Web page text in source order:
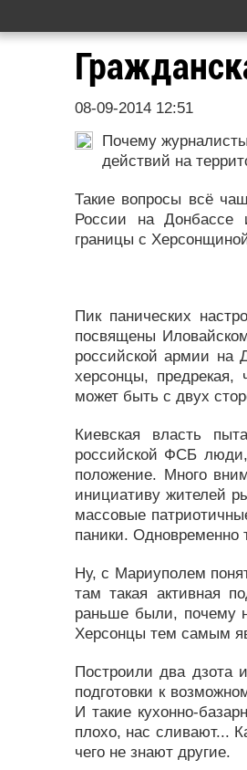
08-09-2014 12:51
Почему
действий на
Такие вопросы всё
России на Донбассе
границы с
Пик панических
посвящены
российской армии на
херсонцы,
может быть с двух
Киевская власть
российской ФСБ
положение. Много
инициативу жителей
массовые
паники. Одновременно
Ну, с Мариуполем
там такая активная
раньше были, почему
Херсонцы тем самым
Построили два дзота
подготовки к
И такие кухонно-
плохо, нас сливают...
чего не знают другие.